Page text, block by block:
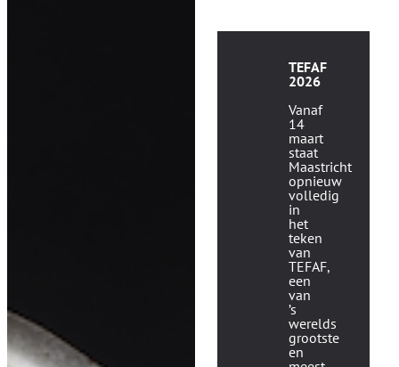
TEFAF
2026
Vanaf
14
maart
staat
Maastricht
opnieuw
volledig
in
het
teken
van
TEFAF,
een
van
’s
werelds
grootste
en